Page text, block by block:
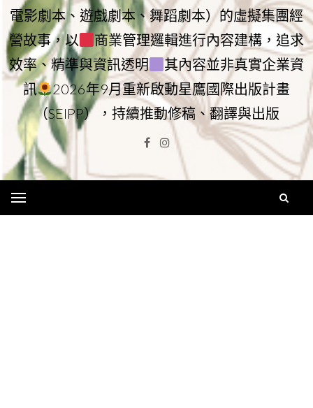
電影劇本、遊戲劇本、舞蹈劇本）的虛擬集團經
營故事，以
商業管理邏輯進行內容建構，追求
效率、精準與資訊透明
其內容並非真實企業資
訊
2026年9月重新啟動星鷹國際出版計畫
（SEIPP），持續推動修稿、翻譯與出版
Facebook
Instagram